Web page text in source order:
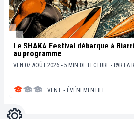
Le SHAKA Festival débarque à
au programme
VEN 07 AOÛT 2026 ▪ 5 MIN DE LECTURE ▪ PAR LA
EVENT ▪ ÉVÉNEMENTIEL
Réglages